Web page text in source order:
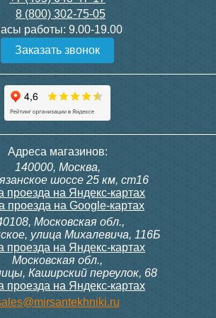
20-
Конвектор ITT.080.200.1000
с решеткой GRILL.SGW-20-
20-
Конвектор ITT.080.200.900 с
решеткой GRILL.SGA-20-
Подробнее
прямой
3 300
ITTB на DIN рейку
23 500
8 (800) 302-75-05
работы: 9.00-19.00
Заказать звонок
Адреса магазинов:
140000, Москва,
шоссе 25 км, ст16
проезда на Яндекс-картах
проезда на Google-картах
Московская обл.,
улица Михалевича, 116Б
проезда на Яндекс-картах
Московская обл.,
Каширский переулок, 68
проезда на Яндекс-картах